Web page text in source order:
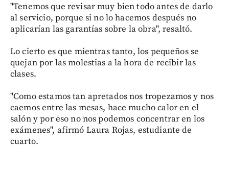
"Tenemos que revisar muy bien todo antes de darlo
al servicio, porque si no lo hacemos después no
aplicarían las garantías sobre la obra", resaltó.
Lo cierto es que mientras tanto, los pequeños se
quejan por las molestias a la hora de recibir las
clases.
"Como estamos tan apretados nos tropezamos y nos
caemos entre las mesas, hace mucho calor en el
salón y por eso no nos podemos concentrar en los
exámenes", afirmó Laura Rojas, estudiante de
cuarto.